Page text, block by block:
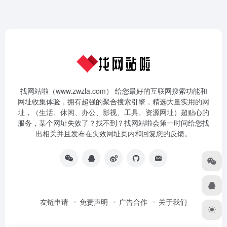
找网站啦（www.zwzla.com） 给您最好的互联网搜索功能和
网址收集体验，拥有超强的聚合搜索引擎，精选大量实用的网
址，（生活、休闲、办公、影视、工具、资源网址）超贴心的
服务，某个网址失效了？找不到？找网站啦会第一时间给您找
出相关并且发布在失效网址页内和回复您的反馈。
友链申请 免责声明 广告合作 关于我们